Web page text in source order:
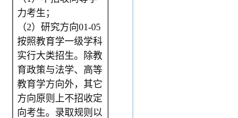
力考生；
（2）研究方向01-05
按照教育学一级学科
实行大类招生。除教
育政策与法学、高等
教育学方向外，其它
方向原则上不招收定
向考生。录取规则以